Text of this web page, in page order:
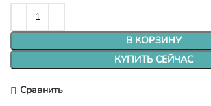
В КОРЗИНУ
КУПИТЬ СЕЙЧАС
Сравнить